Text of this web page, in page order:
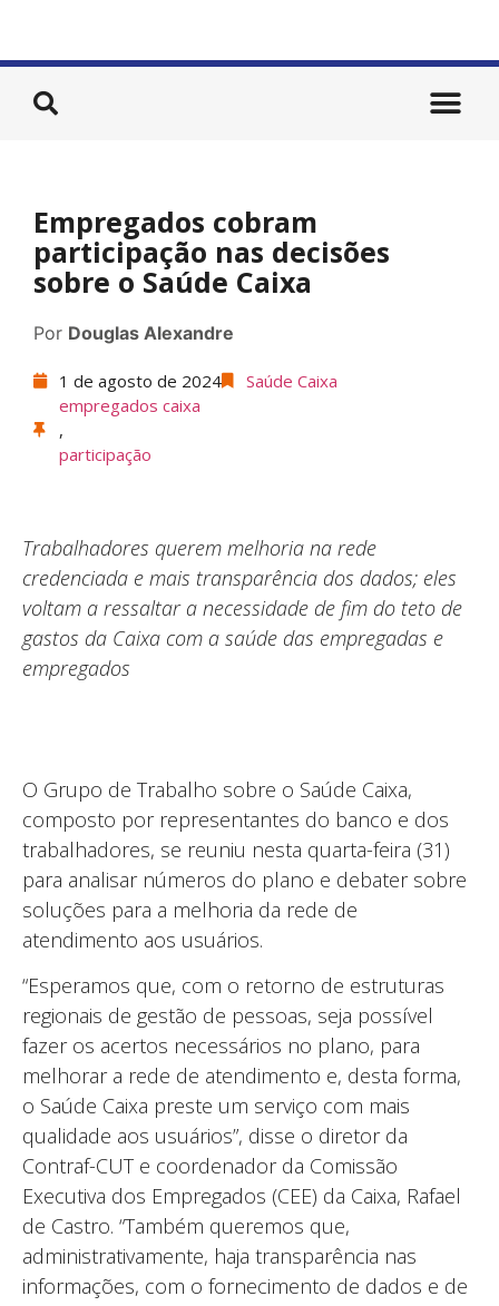
Empregados cobram
participação nas decisões
sobre o Saúde Caixa
Por Douglas Alexandre
1 de agosto de 2024
Saúde Caixa
empregados caixa
,
participação
Trabalhadores querem melhoria na rede
credenciada e mais transparência dos dados; eles
voltam a ressaltar a necessidade de fim do teto de
gastos da Caixa com a saúde das empregadas e
empregados
O Grupo de Trabalho sobre o Saúde Caixa,
composto por representantes do banco e dos
trabalhadores, se reuniu nesta quarta-feira (31)
para analisar números do plano e debater sobre
soluções para a melhoria da rede de
atendimento aos usuários.
“Esperamos que, com o retorno de estruturas
regionais de gestão de pessoas, seja possível
fazer os acertos necessários no plano, para
melhorar a rede de atendimento e, desta forma,
o Saúde Caixa preste um serviço com mais
qualidade aos usuários”, disse o diretor da
Contraf-CUT e coordenador da Comissão
Executiva dos Empregados (CEE) da Caixa, Rafael
de Castro. “Também queremos que,
administrativamente, haja transparência nas
informações, com o fornecimento de dados e de